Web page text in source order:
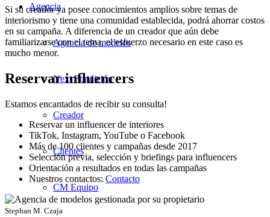
Agencia
Agencia de modelos
Next Fundición
Creador
Clientes
CM Equipo
Si su creador ya posee conocimientos amplios sobre temas de
interiorismo y tiene una comunidad establecida, podrá ahorrar costos
en su campaña. A diferencia de un creador que aún debe
familiarizarse con el tema, el esfuerzo necesario en este caso es
mucho menor.
Reservar influencers
Estamos encantados de recibir su consulta!
Reservar un influencer de interiores
TikTok, Instagram, YouTube o Facebook
Más de 100 clientes y campañas desde 2017
Selección previa, selección y briefings para influencers
Orientación a resultados en todas las campañas
Nuestros contactos: Contacto
Stephan M. Czaja